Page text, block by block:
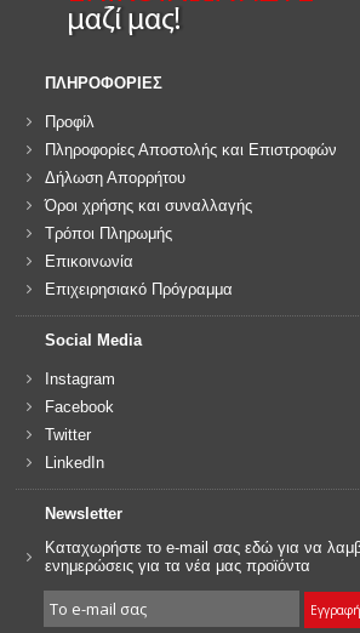
ΠΛΗΡΟΦΟΡΙΕΣ
Προφίλ
Πληροφορίες Αποστολής και Επιστροφών
Δήλωση Απορρήτου
Όροι χρήσης και συναλλαγής
Τρόποι Πληρωμής
Επικοινωνία
Επιχειρησιακό Πρόγραμμα
Social Media
Instagram
Facebook
Twitter
LinkedIn
Newsletter
Καταχωρήστε το e-mail σας εδώ για να
ενημερώσεις για τα νέα μας προϊόντα